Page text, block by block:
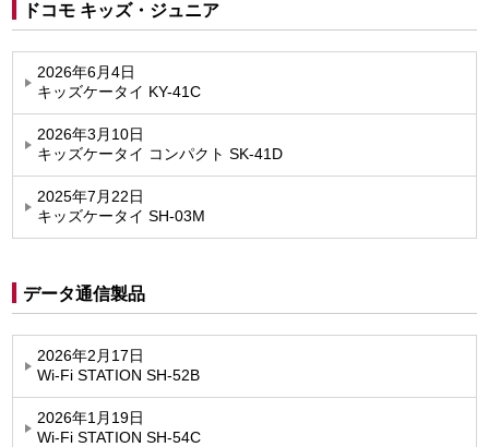
ドコモ キッズ・ジュニア
2026年6月4日
キッズケータイ KY-41C
2026年3月10日
キッズケータイ コンパクト SK-41D
2025年7月22日
キッズケータイ SH-03M
データ通信製品
2026年2月17日
Wi-Fi STATION SH-52B
2026年1月19日
Wi-Fi STATION SH-54C